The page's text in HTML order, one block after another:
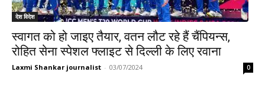
देश विदेश
स्वागत को हो जाइए तैयार, वतन लौट रहे हैं चैंपियन्स,
रोहित सेना स्पेशल फ्लाइट से दिल्ली के लिए रवाना
Laxmi Shankar journalist - 03/07/2024 0